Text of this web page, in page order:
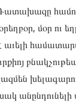
մօր ու
աւե­լի
անըն­դունե­լի